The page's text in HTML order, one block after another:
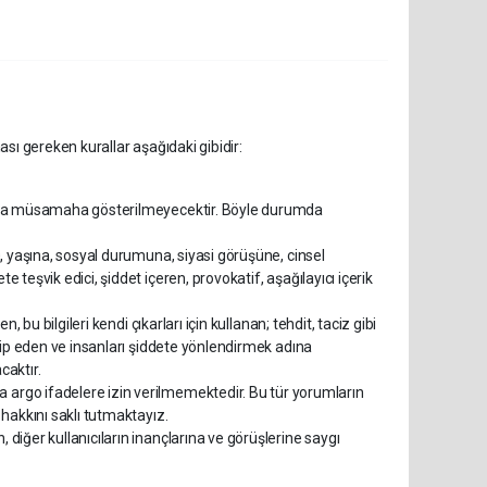
gereken kurallar aşağıdaki gibidir:
müsamaha gösterilmeyecektir. Böyle durumda
yaşına, sosyal durumuna, siyasi görüşüne, cinsel
teşvik edici, şiddet içeren, provokatif, aşağılayıcı içerik
bu bilgileri kendi çıkarları için kullanan; tehdit, taciz gibi
eden ve insanları şiddete yönlendirmek adına
argo ifadelere izin verilmemektedir. Bu tür yorumların
saklı tutmaktayız.
kullanıcıların inançlarına ve görüşlerine saygı